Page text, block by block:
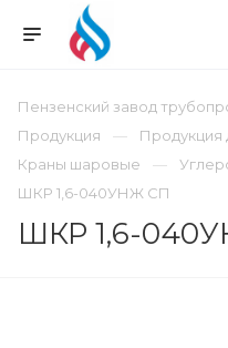
Пензенский завод
Продукция
Продукция
Краны шаровые
ШКР 1,6-040УНЖ СП
ШКР 1,6-